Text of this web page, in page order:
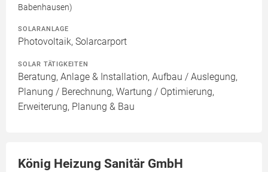
Babenhausen)
SOLARANLAGE
Photovoltaik, Solarcarport
SOLAR TÄTIGKEITEN
Beratung, Anlage & Installation, Aufbau / Auslegung,
Planung / Berechnung, Wartung / Optimierung,
Erweiterung, Planung & Bau
König Heizung Sanitär GmbH